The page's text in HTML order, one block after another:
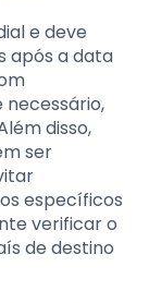
e deve
após a data
necessário,
disso,
ser
específicos
verificar o
de destino